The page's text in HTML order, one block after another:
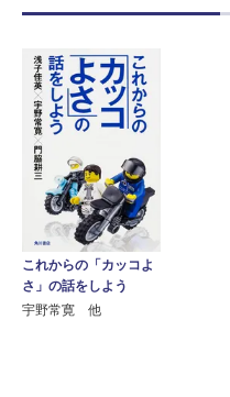
これからの「カッコよ
さ」の話をしよう
宇野常寛 他